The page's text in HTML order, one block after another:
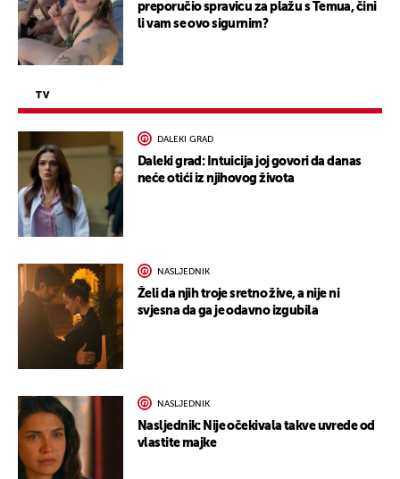
preporučio spravicu za plažu s Temua, čini
li vam se ovo sigurnim?
TV
DALEKI GRAD
Daleki grad: Intuicija joj govori da danas
neće otići iz njihovog života
NASLJEDNIK
Želi da njih troje sretno žive, a nije ni
svjesna da ga je odavno izgubila
NASLJEDNIK
Nasljednik: Nije očekivala takve uvrede od
vlastite majke